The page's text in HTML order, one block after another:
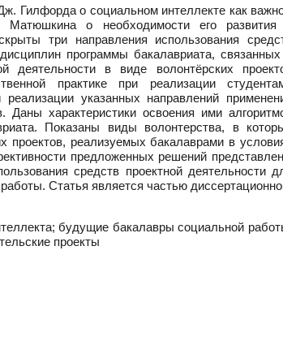
Гилфорда о социальном интеллекте как
о необходимости его
три направления использования
программы бакалавриата,
деятельности в виде волонтёрских
практике при реализации
указанных направлений
Даны характеристики освоения ими
Показаны виды волонтерства, в
проектов, реализуемых бакалаврами в
предложенных решений
средств проектной деятельности
Статья является частью
будущие бакалавры социальной
проекты